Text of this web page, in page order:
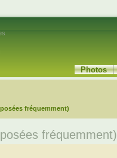
Photos
fréquemment)
fréquemment)